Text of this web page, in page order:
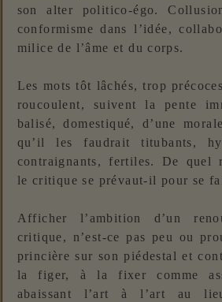
son alter politico-égo.
conformisme dans l’idée,
milice de l’âme et du corps.
Les mots tôt lâchés, trop
roucoulent, suivent la pente
balisé, domestiqué, d’une
qu’il les faudrait titubants,
contraignants, fertiles. De quel
le critique se prévaut-il pour se
Afficher l’ambition d’un
critique, n’est-ce pas peu ou
princière sur son piédestal et
la figer, à la fixer comme
abaissant l’art à l’art au